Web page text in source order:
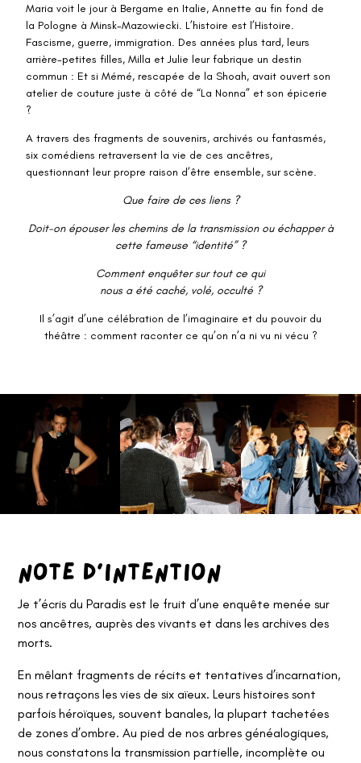
Maria voit le jour à Bergame en Italie, Annette au fin fond de
la Pologne à Minsk-Mazowiecki. L’histoire est l’Histoire.
Fascisme, guerre, immigration. Des années plus tard, leurs
arrière-petites filles, Milla et Julie leur fabrique un destin
commun : Et si Mémé, rescapée de la Shoah, avait ouvert son
atelier de couture juste à côté de “La Nonna” et son épicerie
?
A travers des fragments de souvenirs, archivés ou fantasmés,
six comédiens retraversent la vie de ces ancêtres,
questionnant leur propre raison d’être ensemble, sur scène.
Que faire de ces liens ?
Doit-on épouser les chemins de la transmission ou échapper à
cette fameuse “identité” ?
Comment enquêter sur tout ce qui
nous a été caché, volé, occulté ?
Il s’agit d’une célébration de l’imaginaire et du pouvoir du
théâtre : comment raconter ce qu’on n’a ni vu ni vécu ?
Note d’intention
Je t’écris du Paradis est le fruit d’une enquête menée sur
nos ancêtres, auprès des vivants et dans les archives des
morts.
En mêlant fragments de récits et tentatives d’incarnation,
nous retraçons les vies de six aïeux. Leurs histoires sont
parfois héroïques, souvent banales, la plupart tachetées
de zones d’ombre. Au pied de nos arbres généalogiques,
nous constatons la transmission partielle, incomplète ou